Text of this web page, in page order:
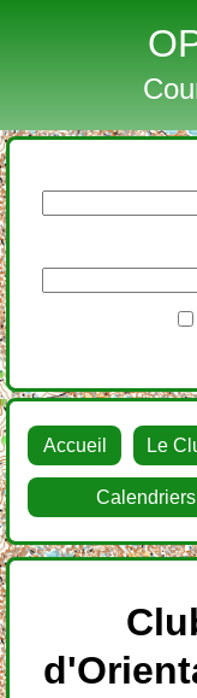
Accueil Le
Calendriers